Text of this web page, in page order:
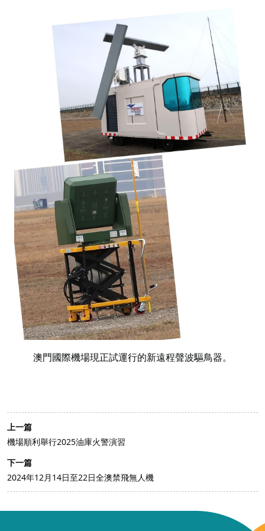
澳門國際機場現正試運行的新遠程聲波驅鳥器。
上一篇
機場順利舉行2025油庫火警演習
下一篇
2024年12月14日至22日全澳禁飛無人機